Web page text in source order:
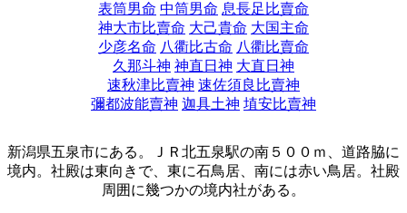
表筒男命 中筒男命 息長足比賣命
神大市比賣命 大己貴命 大国主命
少彦名命 八衢比古命 八衢比賣命
久那斗神 神直日神 大直日神
速秋津比賣神 速佐須良比賣神
彌都波能賣神 迦具土神 埴安比賣神
新潟県五泉市にある。ＪＲ北五泉駅の南５００ｍ、道路脇に
境内。社殿は東向きで、東に石鳥居、南には赤い鳥居。社殿
周囲に幾つかの境内社がある。